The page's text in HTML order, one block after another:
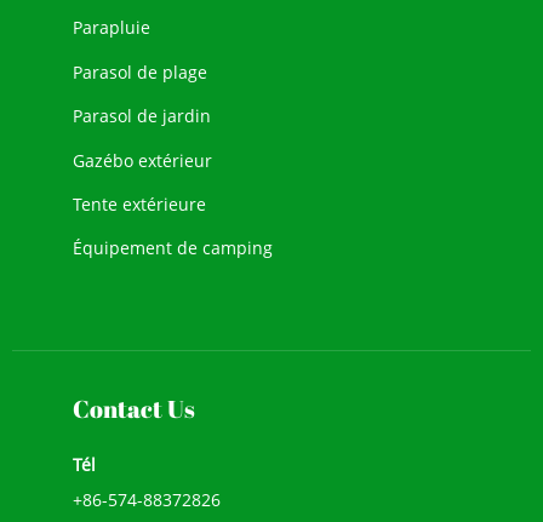
Parapluie
Parasol de plage
Parasol de jardin
Gazébo extérieur
Tente extérieure
Équipement de camping
Contact Us
Tél
+86-574-88372826